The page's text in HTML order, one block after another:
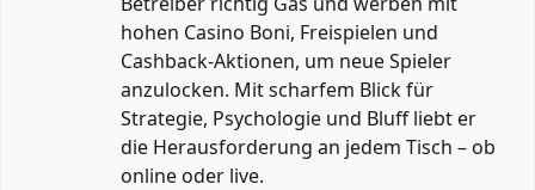
hohen Casino Boni, Freispielen und
Cashback-Aktionen, um neue Spieler
anzulocken. Mit scharfem Blick für
Strategie, Psychologie und Bluff liebt er
die Herausforderung an jedem Tisch – ob
online oder live.